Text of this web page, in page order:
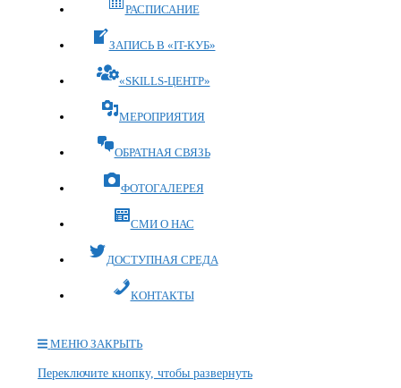
РАСПИСАНИЕ
ЗАПИСЬ В «IT-КУБ»
«SKILLS-ЦЕНТР»
МЕРОПРИЯТИЯ
ОБРАТНАЯ СВЯЗЬ
ФОТОГАЛЕРЕЯ
СМИ О НАС
ДОСТУПНАЯ СРЕДА
КОНТАКТЫ
МЕНЮ ЗАКРЫТЬ
Переключите кнопку, чтобы развернуть